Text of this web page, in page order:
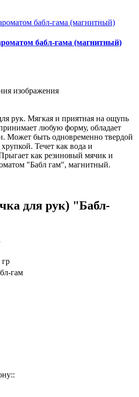
бабл-гама (магнитный)
изображения
рук. Мягкая и приятная на ощупь
любую форму, обладает
Может быть одновременно твердой
Течет как вода и
как резиновый мячик и
"Бабл гам", магнитный.
для рук) "Бабл-
гр
гам